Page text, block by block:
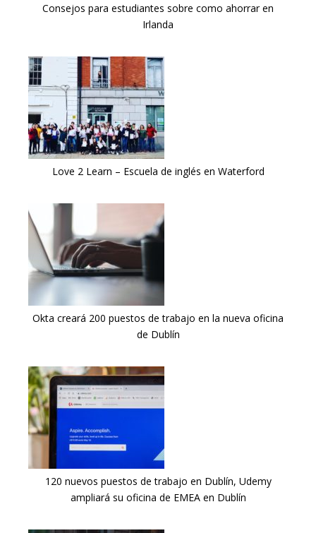
Consejos para estudiantes sobre como ahorrar en
Irlanda
Love 2 Learn – Escuela de inglés en Waterford
Okta creará 200 puestos de trabajo en la nueva oficina
de Dublín
120 nuevos puestos de trabajo en Dublín, Udemy
ampliará su oficina de EMEA en Dublín